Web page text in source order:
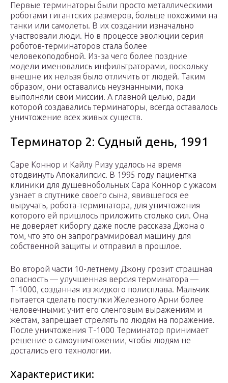
Первые терминаторы были просто металлическими
роботами гигантских размеров, больше похожими на
танки или самолеты. В их создании изначально
участвовали люди. Но в процессе эволюции серия
роботов-терминаторов стала более
человекоподобной. Из-за чего более поздние
модели именовались инфильтраторами, поскольку
внешне их нельзя было отличить от людей. Таким
образом, они оставались неузнанными, пока
выполняли свои миссии. А главной целью, ради
которой создавались терминаторы, всегда оставалось
уничтожение всех живых существ.
Терминатор 2: Судный день, 1991
Саре Коннор и Кайлу Ризу удалось на время
отодвинуть Апокалипсис. В 1995 году пациентка
клиники для душевнобольных Сара Коннор с ужасом
узнает в спутнике своего сына, явившегося ее
выручать, робота-терминатора, для уничтожения
которого ей пришлось приложить столько сил. Она
не доверяет киборгу даже после рассказа Джона о
том, что это он запрограммировал машину для
собственной защиты и отправил в прошлое.
Во второй части 10-летнему Джону грозит страшная
опасность — улучшенная версия терминатора —
Т-1000, созданная из жидкого полисплава. Мальчик
пытается сделать поступки Железного Арни более
человечными: учит его сленговым выражениям и
жестам, запрещает стрелять по людям на поражение.
После уничтожения Т-1000 Терминатор принимает
решение о самоуничтожении, чтобы людям не
достались его технологии.
Характеристики: